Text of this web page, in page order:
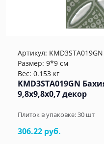
Артикул: KMD3STA019GN
Размер: 9*9 см
Вес: 0.153 кг
KMD3STA019GN
9,8x9,8x0,7 декор
Плиток в упаковке:30 шт
306.22 руб.